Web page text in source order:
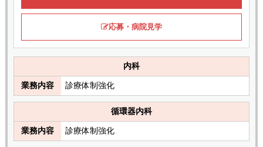
応募・病院見学
内科
業務内容 診療体制強化
循環器内科
業務内容 診療体制強化